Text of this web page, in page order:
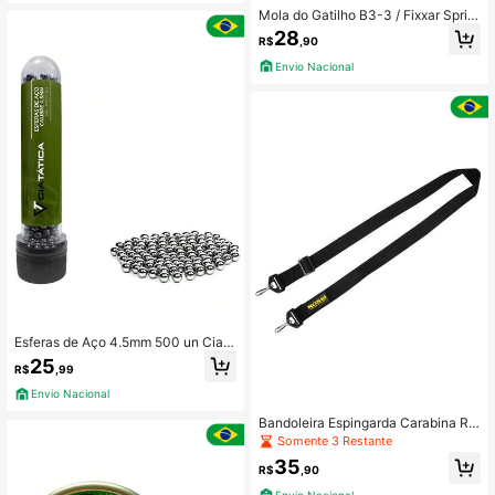
Esferas de Aço 4.5mm 500 un Cia T
ática Para Pistola Revólver De Pres
são Calibre 4,5mm Airgun
R$25 ,99
Envio Nacional
Mola do Gatilho B3-3 / Fixxar Sprin
g / QGK Clássica
R$28 ,90
Envio Nacional
Bandoleira Espingarda Carabina Ro
ssi Premium Regulagem 115cm
Somente 3 Restante
R$35,90